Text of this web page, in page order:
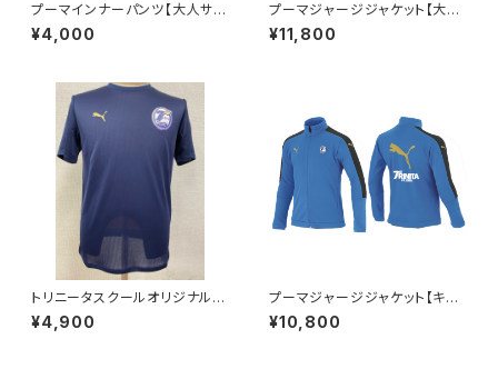
プーマインナーパンツ【大人サイ
ズS～XXL】
¥4,000
プーマジャージジャケット【大人
S～4XL】※受注生産（納期約1.
5か月）
¥11,800
トリニータスクールオリジナル
プーマTシャツ【キッズ110～16
0】※受注生産（納期約1.5か月）
¥4,900
プーマジャージジャケット【キッ
ズ120～160】※受注生産（納期
約2.5か月）
¥10,800